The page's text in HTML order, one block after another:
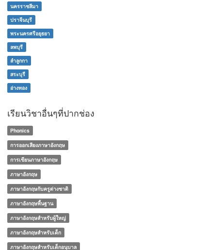
นครราชสีมา
ปราจีนบุรี
พระนครศรีอยุธยา
ลพบุรี
ลำลูกกา
สระบุรี
อ่างทอง
เรียนวิชาอื่นๆที่ปากช่อง
Phonics
การออกเสียงภาษาอังกฤษ
การเขียนภาษาอังกฤษ
ภาษาอังกฤษ
ภาษาอังกฤษกับครูต่างชาติ
ภาษาอังกฤษพื้นฐาน
ภาษาอังกฤษสำหรับผู้ใหญ่
ภาษาอังกฤษสำหรับเด็ก
ภาษาอังกฤษสำหรับเด็กอนุบาล